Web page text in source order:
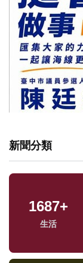
新聞分類
1687+
生活